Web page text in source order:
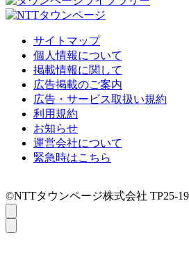
サイトマップ
個人情報について
掲載情報に関して
広告掲載のご案内
広告・サービス取扱い規約
利用規約
お知らせ
運営会社について
緊急時はこちら
©NTTタウンページ株式会社 TP25-